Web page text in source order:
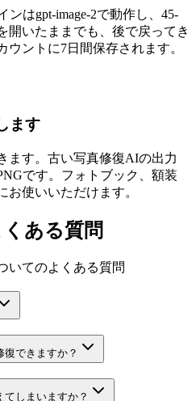
はgpt-image-2で動作し、45-
開いたままでも、後で戻ってき
ントに7日間保存されます。
ます
ます。古い写真修復AIの出力
です。フォトブック、額装
お使いいただけます。
ある質問
いてのよくある質問
できますか？
しまいますか？